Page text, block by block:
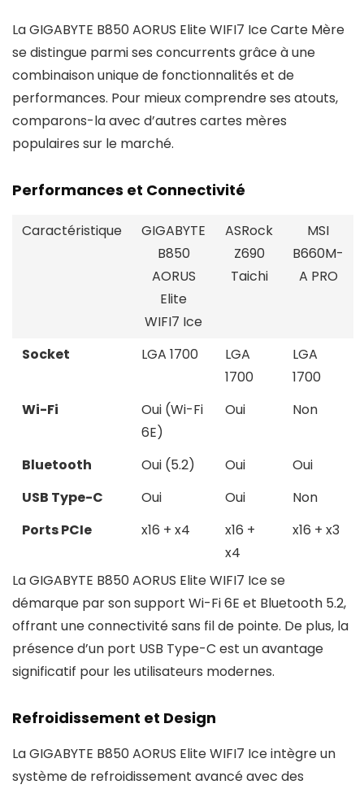
La GIGABYTE B850 AORUS Elite WIFI7 Ice Carte Mère
se distingue parmi ses concurrents grâce à une
combinaison unique de fonctionnalités et de
performances. Pour mieux comprendre ses atouts,
comparons-la avec d’autres cartes mères
populaires sur le marché.
Performances et Connectivité
Caractéristique
GIGABYTE
B850
AORUS
Elite
WIFI7 Ice
ASRock
Z690
Taichi
MSI
B660M-
A PRO
Socket LGA 1700
LGA
1700
LGA
1700
Wi-Fi
Oui (Wi-Fi
6E)
Oui Non
Bluetooth Oui (5.2) Oui
Oui
USB Type-C
Oui Oui
Non
Ports PCIe
x16 + x4
x16 +
x4
x16 + x3
La GIGABYTE B850 AORUS Elite WIFI7 Ice se
démarque par son support Wi-Fi 6E et Bluetooth 5.2,
offrant une connectivité sans fil de pointe. De plus, la
présence d’un port USB Type-C est un avantage
significatif pour les utilisateurs modernes.
Refroidissement et Design
La GIGABYTE B850 AORUS Elite WIFI7 Ice intègre un
système de refroidissement avancé avec des